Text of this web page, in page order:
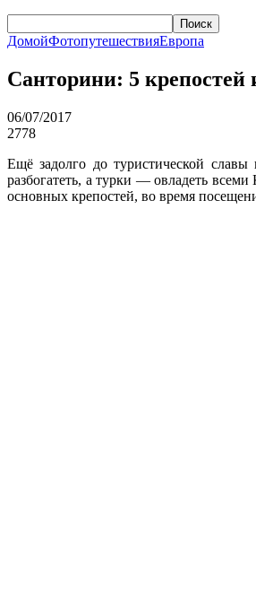
Поиск
ДомойФотопутешествияЕвропа
Санторини: 5 крепостей
06/07/2017
2778
Ещё задолго до туристической
разбогатеть, а турки — овладеть
основных крепостей, во время